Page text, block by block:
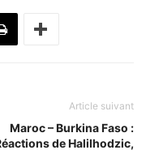
Article suivant
Maroc – Burkina Faso :
de Halilhodzic,